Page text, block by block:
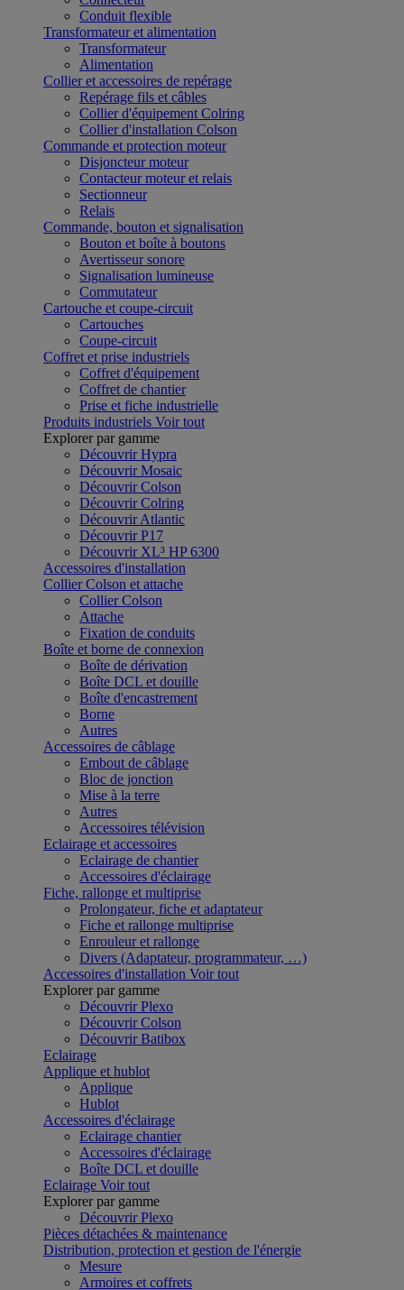
Conduit flexible
Transformateur et alimentation
Transformateur
Alimentation
Collier et accessoires de repérage
Repérage fils et câbles
Collier d'équipement Colring
Collier d'installation Colson
Commande et protection moteur
Disjoncteur moteur
Contacteur moteur et relais
Sectionneur
Relais
Commande, bouton et signalisation
Bouton et boîte à boutons
Avertisseur sonore
Signalisation lumineuse
Commutateur
Cartouche et coupe-circuit
Cartouches
Coupe-circuit
Coffret et prise industriels
Coffret d'équipement
Coffret de chantier
Prise et fiche industrielle
Produits industriels Voir tout
Explorer par gamme
Découvrir Hypra
Découvrir Mosaic
Découvrir Colson
Découvrir Colring
Découvrir Atlantic
Découvrir P17
Découvrir XL³ HP 6300
Accessoires d'installation
Collier Colson et attache
Collier Colson
Attache
Fixation de conduits
Boîte et borne de connexion
Boîte de dérivation
Boîte DCL et douille
Boîte d'encastrement
Borne
Autres
Accessoires de câblage
Embout de câblage
Bloc de jonction
Mise à la terre
Autres
Accessoires télévision
Eclairage et accessoires
Eclairage de chantier
Accessoires d'éclairage
Fiche, rallonge et multiprise
Prolongateur, fiche et adaptateur
Fiche et rallonge multiprise
Enrouleur et rallonge
Divers (Adaptateur, programmateur, …)
Accessoires d'installation Voir tout
Explorer par gamme
Découvrir Plexo
Découvrir Colson
Découvrir Batibox
Eclairage
Applique et hublot
Applique
Hublot
Accessoires d'éclairage
Eclairage chantier
Accessoires d'éclairage
Boîte DCL et douille
Eclairage Voir tout
Explorer par gamme
Découvrir Plexo
Pièces détachées & maintenance
Distribution, protection et gestion de l'énergie
Mesure
Armoires et coffrets